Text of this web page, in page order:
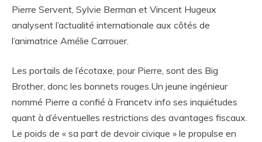
Pierre Servent, Sylvie Berman et Vincent Hugeux
analysent l’actualité internationale aux côtés de
l’animatrice Amélie Carrouer.
Les portails de l’écotaxe, pour Pierre, sont des Big
Brother, donc les bonnets rouges.Un jeune ingénieur
nommé Pierre a confié à Francetv info ses inquiétudes
quant à d’éventuelles restrictions des avantages fiscaux.
Le poids de « sa part de devoir civique » le propulse en